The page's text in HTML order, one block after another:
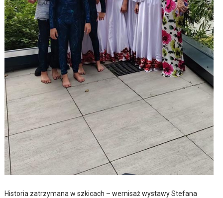
Historia zatrzymana w szkicach – wernisaż wystawy Stefana